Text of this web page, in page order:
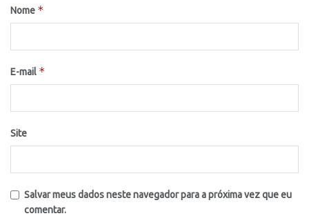
Nome *
E-mail *
Site
Salvar meus dados neste navegador para a próxima vez que eu
comentar.